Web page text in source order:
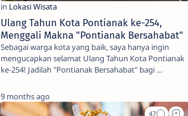
Ulang Tahun Kota Pontianak ke-254,
Menggali Makna "Pontianak Bersahabat"
Sebagai warga kota yang baik, saya hanya ingin
mengucapkan selamat Ulang Tahun Kota Pontianak
ke-254! Jadilah "Pontianak Bersahabat" bagi …
9 months ago